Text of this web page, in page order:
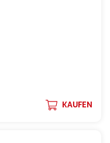
KAUFEN